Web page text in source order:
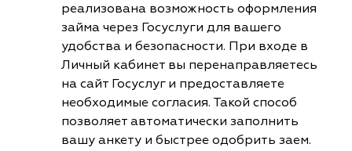
реализована возможность оформления
займа через Госуслуги для вашего
удобства и безопасности. При входе в
Личный кабинет вы перенаправляетесь
на сайт Госуслуг и предоставляете
необходимые согласия. Такой способ
позволяет автоматически заполнить
вашу анкету и быстрее одобрить заем.